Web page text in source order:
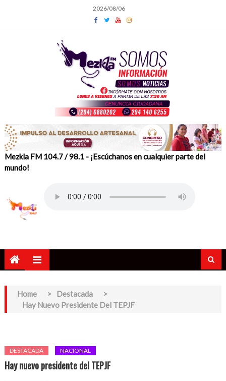
content
2026/08/06
Mezkla FM 104.7 / 98.1 - ¡Escúchanos en cualquier parte del
mundo!
Home > Destacada
>
Hay Nuevo Presidente Del TEPJF
DESTACADA NACIONAL
Hay nuevo presidente del TEPJF